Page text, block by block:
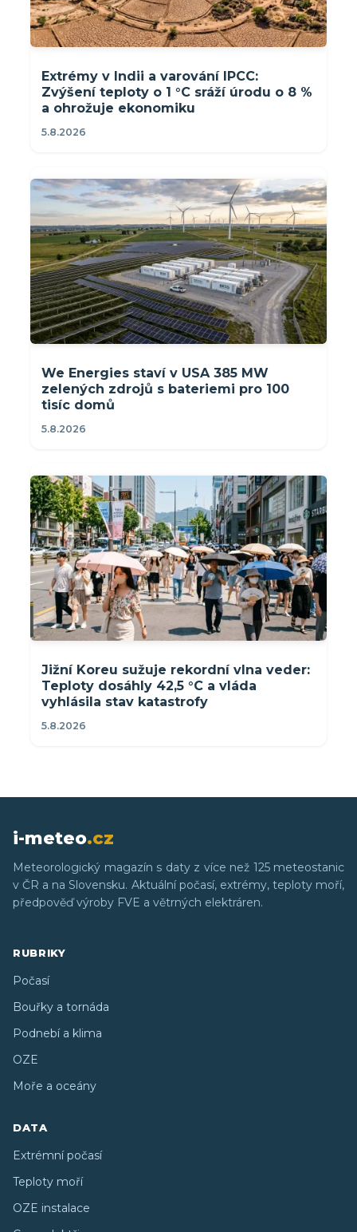
Extrémy v Indii a varování IPCC:
Zvýšení teploty o 1 °C sráží úrodu o 8 %
a ohrožuje ekonomiku
5.8.2026
We Energies staví v USA 385 MW
zelených zdrojů s bateriemi pro 100
tisíc domů
5.8.2026
Jižní Koreu sužuje rekordní vlna veder:
Teploty dosáhly 42,5 °C a vláda
vyhlásila stav katastrofy
5.8.2026
i-meteo.cz
Meteorologický magazín s daty z více než 125 meteostanic
v ČR a na Slovensku. Aktuální počasí, extrémy, teploty moří,
předpověď výroby FVE a větrných elektráren.
RUBRIKY
Počasí
Bouřky a tornáda
Podnebí a klima
OZE
Moře a oceány
DATA
Extrémní počasí
Teploty moří
OZE instalace